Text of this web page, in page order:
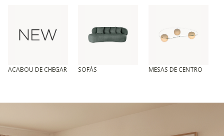
ACABOU DE CHEGAR SOFÁS MESAS DE CENTRO